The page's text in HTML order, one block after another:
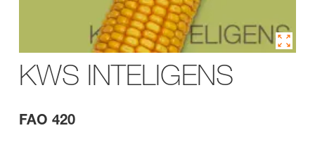
KWS INTELIGENS
FAO 420